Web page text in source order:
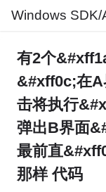
Windows SDK/
社区
有2个
&#xff0c;在
击将执行
弹出B界面
最前直
那样 代码